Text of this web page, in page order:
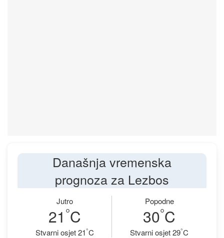
Današnja vremenska
prognoza za Lezbos
Jutro
21 °C
Stvarni osjet 21°C
Popodne
30°C
Stvarni osjet 29°C